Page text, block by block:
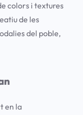
colors i textures
de les
del poble,
en la